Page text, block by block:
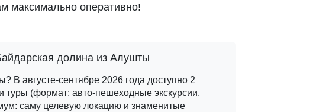
максимально оперативно!
долина из Алушты
В августе-сентябре 2026 года доступно 2
туры (формат: авто-пешеходные экскурсии,
саму целевую локацию и знаменитые